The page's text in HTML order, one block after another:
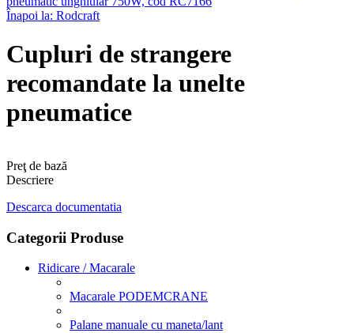
Înapoi la: Rodcraft
Cupluri de strangere
recomandate la unelte
pneumatice
Preţ de bază
Descriere
Descarca documentatia
Categorii Produse
Ridicare / Macarale
Macarale PODEMCRANE
Palane manuale cu maneta/lant